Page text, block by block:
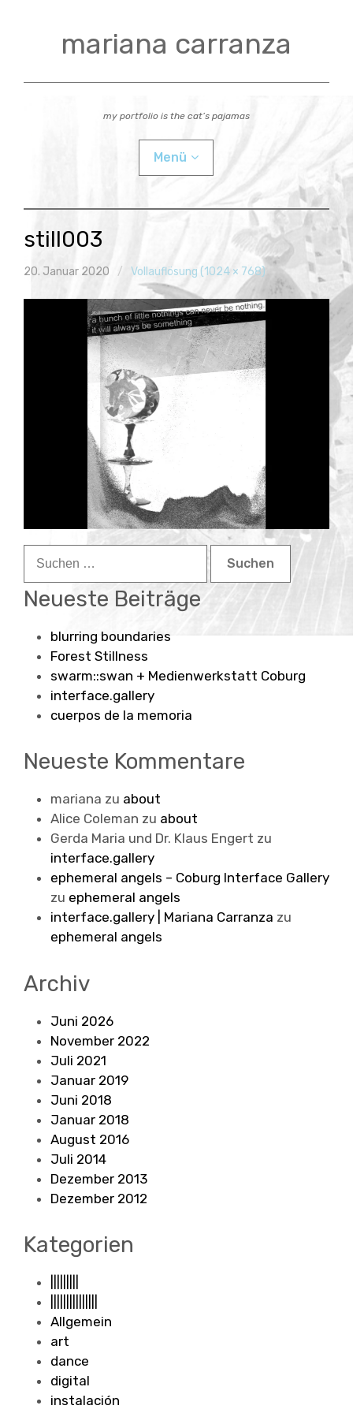
mariana carranza
my portfolio is the cat’s pajamas
Menü
actual
videos
workshops
Child-
Menü
still003
20. Januar 2020 Vollauflösung (1024 × 768)
nach:
Neueste Beiträge
blurring boundaries
Forest Stillness
swarm::swan + Medienwerkstatt Coburg
interface.gallery
cuerpos de la memoria
Neueste Kommentare
mariana zu about
Alice Coleman zu about
Gerda Maria und Dr. Klaus Engert zu
interface.gallery
ephemeral angels – Coburg Interface Gallery
zu ephemeral angels
interface.gallery | Mariana Carranza zu
ephemeral angels
Archiv
Juni 2026
November 2022
Juli 2021
Januar 2019
Juni 2018
Januar 2018
August 2016
Juli 2014
Dezember 2013
Dezember 2012
Kategorien
Allgemein
art
dance
digital
instalación